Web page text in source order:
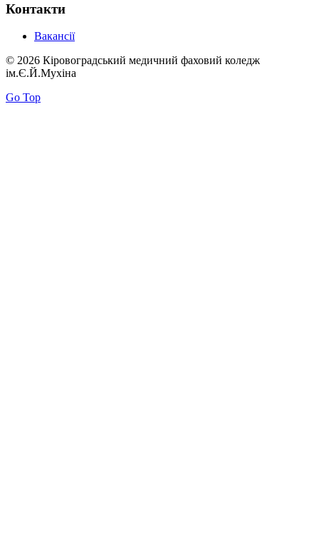
Контакти
Вакансії
© 2026 Кіровоградський медичний фаховий коледж
ім.Є.Й.Мухіна
Go Top